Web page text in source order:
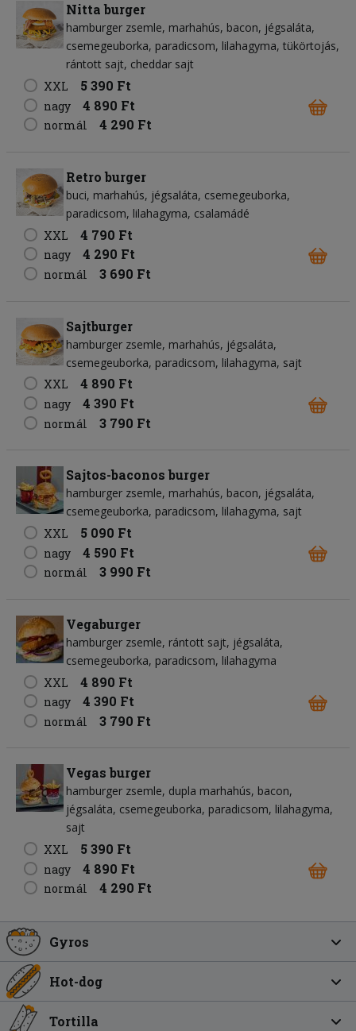
Nitta burger
hamburger zsemle marhahús bacon jégsaláta
csemegeuborka paradicsom lilahagyma tükörtojás
rántott sajt cheddar sajt
XXL
5 390 Ft
nagy 4 890 Ft
normál 4 290 Ft
Retro burger
buci marhahús jégsaláta csemegeuborka
paradicsom lilahagyma csalamádé
XXL
4 790 Ft
nagy 4 290 Ft
normál 3 690 Ft
Sajtburger
hamburger zsemle marhahús jégsaláta
csemegeuborka paradicsom lilahagyma sajt
XXL
4 890 Ft
nagy 4 390 Ft
normál 3 790 Ft
Sajtos-baconos burger
hamburger zsemle marhahús bacon jégsaláta
csemegeuborka paradicsom lilahagyma sajt
XXL
5 090 Ft
nagy 4 590 Ft
normál 3 990 Ft
Vegaburger
hamburger zsemle rántott sajt jégsaláta
csemegeuborka paradicsom lilahagyma
XXL
4 890 Ft
nagy 4 390 Ft
normál 3 790 Ft
Vegas burger
hamburger zsemle dupla marhahús bacon
jégsaláta csemegeuborka paradicsom lilahagyma
sajt
XXL
5 390 Ft
nagy 4 890 Ft
normál 4 290 Ft
Gyros
Hot-dog
Tortilla